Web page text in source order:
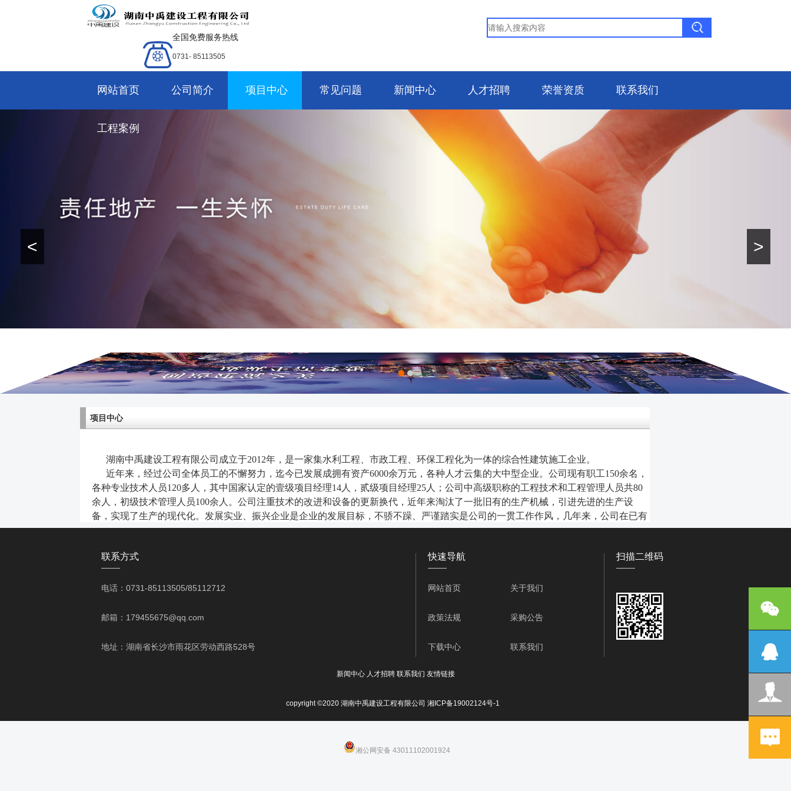
全国免费服务热线
0731- 85113505
网站首页 公司简介 项目中心 常见问题 新闻中心 人才招聘 荣誉资质 联系我们
工程案例
< >
项目中心
湖南中禹建设工程有限公司成立于2012年，是一家集水利工程、市政工程、环保工程化为一体的综合性建筑施工企业。
近年来，经过公司全体员工的不懈努力，迄今已发展成拥有资产6000余万元，各种人才云集的大中型企业。公司现有职工150余名，
各种专业技术人员120多人，其中国家认定的壹级项目经理14人，贰级项目经理25人；公司中高级职称的工程技术和工程管理人员共80
余人，初级技术管理人员100余人。公司注重技术的改进和设备的更新换代，近年来淘汰了一批旧有的生产机械，引进先进的生产设
备，实现了生产的现代化。发展实业、振兴企业是企业的发展目标，不骄不躁、严谨踏实是公司的一贯工作作风，几年来，公司在已有
成绩的基础上，不懈努力、开拓进取，在省内外建筑市场占有了一席之地，赢得了广大建设主管单位及工商质检部门的好评，连续9年
秀企业”称号；湖南省2018年度湖南省水利建设市场红名单单位；2021年8月被评为水利安全化标准一级单位；2021年9月荣获中国水利
月公司两名员工被中国水利工程协会评选为优秀项目经理。
公司自成立以来，不断谋求新的发展，承接了数十项大型的工程，取得了多项荣誉称号，积累了丰富的施工经验，掌握了各种新型
施工技术。公司承建的湖南省蓝山县舜水河龙溪段治理工程；永州市冷水滩区2014年农村饮水安全项目；永州市零陵区2014年农村饮水
安全项目施工二标等项目获得2014年永州市“水利建设文明工地”。攸县湖沙垅小一型病险水库除险工程；长沙县2014年度金佛庵等29座
小二型水库除险加固工程施工10标；湖南省张家界市花岩泵站更新改造工程（永安站）施工；湖南省花垣县新桥项目区2014年坡耕地水
土流失综合治理工程施工；宁乡县百叶坡、新埠头、潭溪、柑子四座水电站增效扩容改造工程；浏阳市横山头水厂扩网工程；湖南省烂
泥湖撇洪河宁乡二期治理工程施工；湖南省南繁科研育种园田间工程建设施工项目第二标段；长沙市望城区 2018 年度农村自来水茶亭
双茶垸蓄洪安全建设一期工程（2020 年度实施项目）第十三标段施工；湖南省耒阳市中小河流治理项目小水耒阳市二期治理工程；东莞
公司由一支强有力的领导班子带领公司员工组成一个团结的战斗团体，下设工程质安部、工程管理部、经营开发部、工程业务部、
联系方式
——
快速导航
——
扫描二维码
——
电话：0731-85113505/85112712 网站首页 关于我们
邮箱：179455675@qq.com 政策法规 采购公告
地址：湖南省长沙市雨花区劳动西路528号 下载中心 联系我们
新闻中心 人才招聘 联系我们 友情链接
copyright ©2020 湖南中禹建设工程有限公司 湘ICP备19002124号-1
湘公网安备 43011102001924